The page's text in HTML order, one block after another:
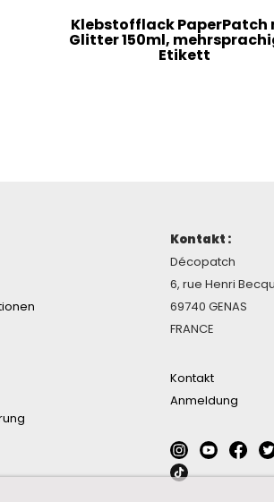
Klebstofflack PaperPatch
Glitter 150ml,
Etikett
Kontakt :
Décopatch
6, rue Henri
69740 GENAS
FRANCE
Kontakt
Anmeldung